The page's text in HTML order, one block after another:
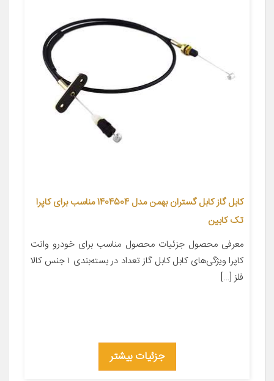
کابل گاز کابل گستران بهمن مدل 1404504 مناسب برای کاپرا
تک کابین
معرفی محصول جزئیات محصول مناسب برای خودرو وانت
کاپرا ویژگی‌های کابل کابل گاز تعداد در بسته‌بندی ۱ جنس کالا
فلز […]
جزئیات بیشتر